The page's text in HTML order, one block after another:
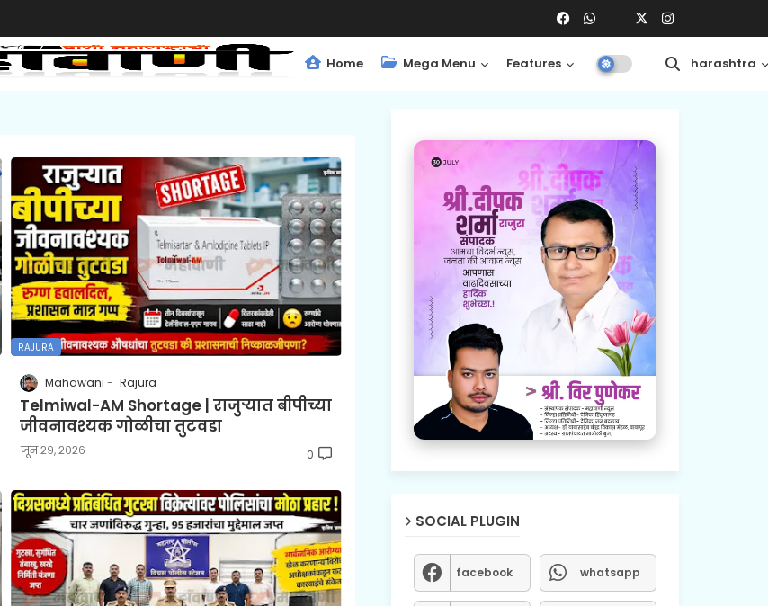
Home Mega Menu Features Central Maharashtra
RAJURA
Mahawani Rajura
Telmiwal-AM Shortage | राजुऱ्यात बीपीच्या
जीवनावश्यक गोळीचा तुटवडा
जून २९, २०२६ 0
SOCIAL PLUGIN
facebook whatsapp